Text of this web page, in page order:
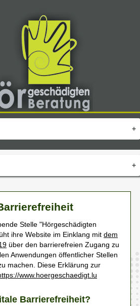
+
+
Stelle "Hörgeschädigten
ihre Website im Einklang mit dem
über den barrierefreien Zugang zu
Anwendungen öffentlicher Stellen
machen. Diese Erklärung zur
www.hoergeschaedigt.lu
Barrierefreiheit?